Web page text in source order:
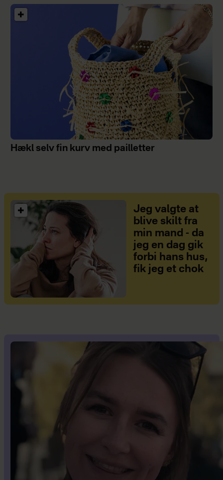
Hækl selv fin kurv med pailletter
Jeg valgte at
blive skilt fra
min mand - da
jeg en dag gik
forbi hans hus,
fik jeg et chok